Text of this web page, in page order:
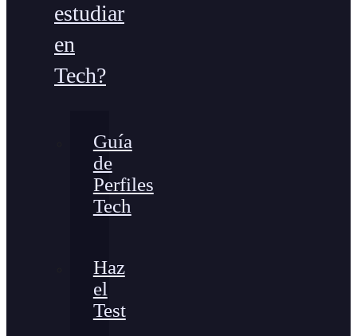
estudiar
en
Tech?
Guía
de
Perfiles
Tech
Haz
el
Test